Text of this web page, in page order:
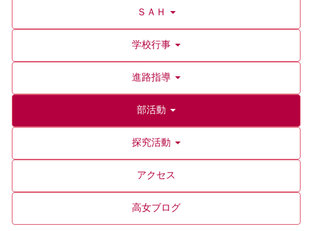
ＳＡＨ
学校行事
進路指導
部活動
探究活動
アクセス
高女ブログ